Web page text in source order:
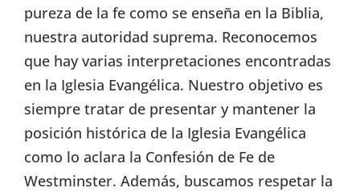
pureza de la fe como se enseña en la Biblia,
nuestra autoridad suprema. Reconocemos
que hay varias interpretaciones encontradas
en la Iglesia Evangélica. Nuestro objetivo es
siempre tratar de presentar y mantener la
posición histórica de la Iglesia Evangélica
como lo aclara la Confesión de Fe de
Westminster. Además, buscamos respetar la